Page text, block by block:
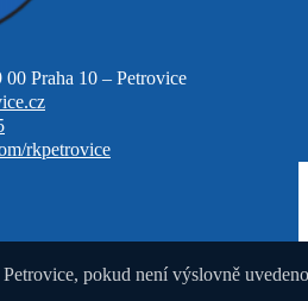
Praha 10 – Petrovice
rkpetrovice
pokud není výslovně